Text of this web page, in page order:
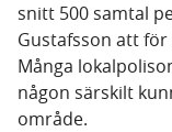
snitt 500 samtal
Gustafsson att
Många
någon särskilt
område.